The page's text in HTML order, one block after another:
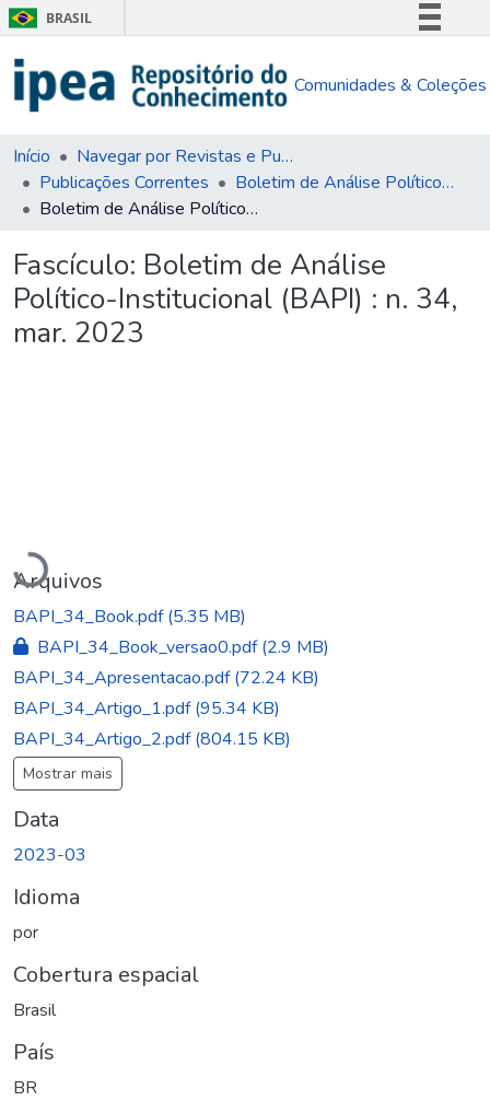
BRASIL
Comunica BR
Legislação
Comunidades & Coleções
Início
Navegar por Revistas e Publicações Seriadas
Publicações Correntes
Boletim de Análise Político-Institucional (BAPI)
Boletim de Análise Político-Institucional (BAPI) : n. 34, mar. 2023
Fascículo: Boletim de Análise
Político-Institucional (BAPI) : n. 34,
mar. 2023
Carregando...
Arquivos
BAPI_34_Book.pdf(5.35 MB)
BAPI_34_Book_versao0.pdf(2.9 MB)
BAPI_34_Apresentacao.pdf(72.24 KB)
BAPI_34_Artigo_1.pdf(95.34 KB)
BAPI_34_Artigo_2.pdf(804.15 KB)
Mostrar mais
Data
2023-03
Idioma
por
Cobertura espacial
Brasil
País
BR